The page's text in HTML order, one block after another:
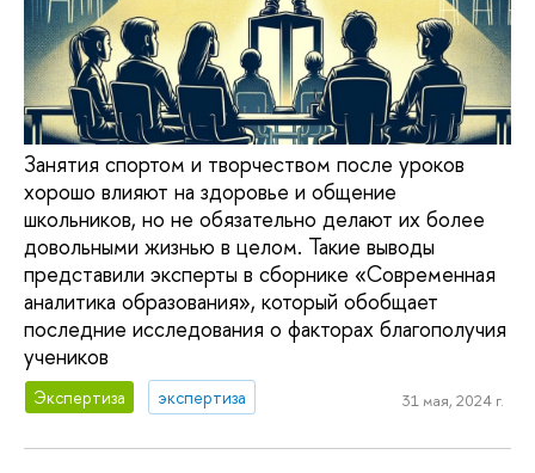
Занятия спортом и творчеством после уроков
хорошо влияют на здоровье и общение
школьников, но не обязательно делают их более
довольными жизнью в целом. Такие выводы
представили эксперты в сборнике «Современная
аналитика образования», который обобщает
последние исследования о факторах благополучия
учеников
Экспертиза экспертиза 31 мая, 2024 г.